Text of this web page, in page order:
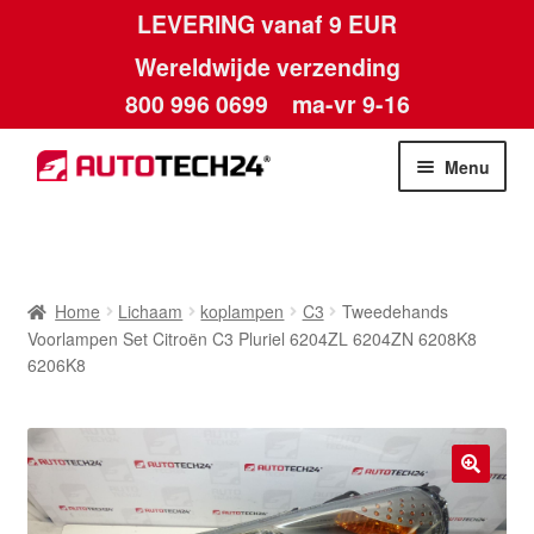
LEVERING vanaf 9 EUR
Wereldwijde verzending
800 996 0699 ma-vr 9-16
Ga
door
Ga
naar
Menu
Algemene voorwaarden
Betalingen
Contact
Home Lichaam koplampen C3
Tweedehands
Voorlampen Set Citroën C3 Pluriel 6204ZL 6204ZN 6208K8
6206K8